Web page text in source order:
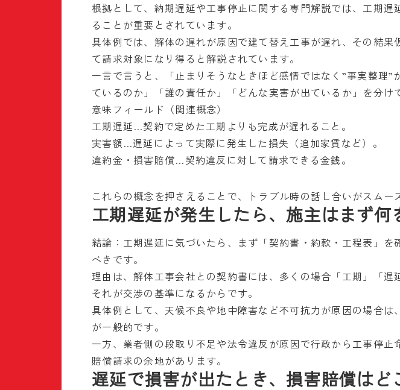
根拠として、納期遅延や工事停止に関する専門解説では、工期
ることが重要とされています。
具体例では、解体の遅れが原因で建て替え工事が遅れ、その結
て請求対象になり得ると解説されています。
一言で言うと、「止まりそうなときほど感情ではなく”事実整理
ているのか」「誰の責任か」「どんな実害が出ているか」を分け
意味フィールド（関連概念）
工期遅延…契約で定めた工期よりも完成が遅れること。
実害額…遅延によって実際に発生した損失（追加家賃など）。
違約金・損害賠償…契約違反に対して請求できる金銭。
これらの概念を押さえることで、トラブル時の話し合いがスムー
工期遅延が発生したら、施主はまず何
結論：工期遅延に気づいたら、まず「契約書・約款・工程表」
べきです。
理由は、解体工事会社との契約書には、多くの場合「工期」「
それが交渉の基準になるからです。
具体例として、天候不良や地中障害など不可抗力が原因の場合
が一般的です。
一方、業者側の段取り不足や法令違反が原因で行政から工事停
賠償請求の余地があります。
遅延で損害が出たとき、損害賠償はど